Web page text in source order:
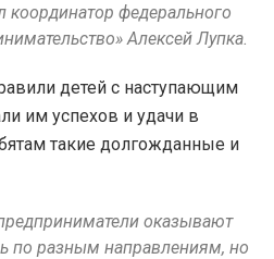
координатор федерального
Алексей Лупка.
детей с наступающим
им успехов и удачи в
такие долгожданные и
оказывают
по разным направлениям, но